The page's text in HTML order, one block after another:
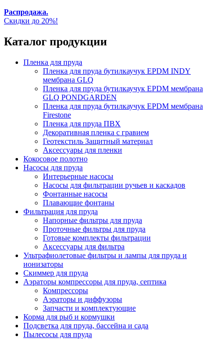
Распродажа.
Скидки до 20%!
Каталог продукции
Пленка для пруда
Пленка для пруда бутилкаучук EPDM INDY
мембрана GLQ
Пленка для пруда бутилкаучук EPDM мембрана
GLQ PONDGARDEN
Пленка для пруда бутилкаучук EPDM мембрана
Firestone
Пленка для пруда ПВХ
Декоративная пленка с гравием
Геотекстиль Защитный материал
Аксессуары для пленки
Кокосовое полотно
Насосы для пруда
Интерьерные насосы
Насосы для фильтрации ручьев и каскадов
Фонтанные насосы
Плавающие фонтаны
Фильтрация для пруда
Напорные фильтры для пруда
Проточные фильтры для пруда
Готовые комплекты фильтрации
Аксессуары для фильтра
Ультрафиолетовые фильтры и лампы для пруда и
ионизаторы
Скиммер для пруда
Аэраторы компрессоры для пруда, септика
Компрессоры
Аэраторы и диффузоры
Запчасти и комплектующие
Корма для рыб и кормушки
Подсветка для пруда, бассейна и сада
Пылесосы для пруда